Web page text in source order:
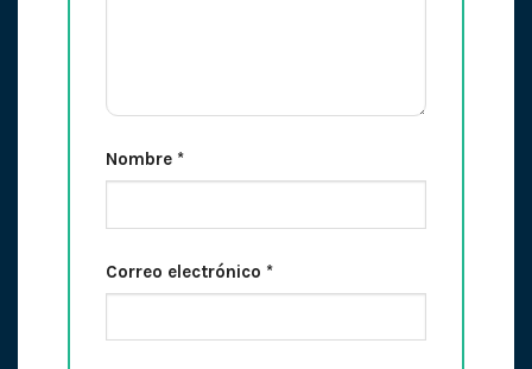
Nombre *
Correo electrónico *